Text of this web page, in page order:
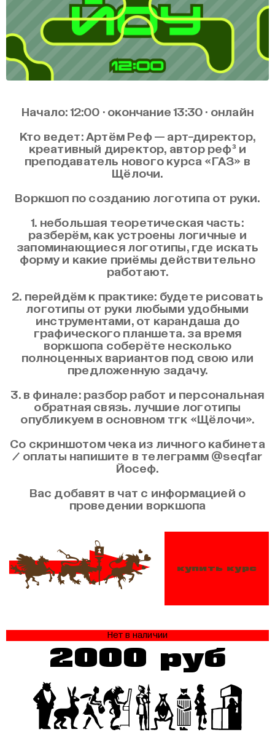
Начало: 12:00 · окончание 13:30 · онлайн
Кто ведет: Артём Реф — арт-директор,
креативный директор, автор реф³ и
преподаватель нового курса «ГАЗ» в
Щёлочи.
Воркшоп по созданию логотипа от руки.
1. небольшая теоретическая часть:
разберём, как устроены логичные и
запоминающиеся логотипы, где искать
форму и какие приёмы действительно
работают.
2. перейдём к практике: будете рисовать
логотипы от руки любыми удобными
инструментами, от карандаша до
графического планшета. за время
воркшопа соберёте несколько
полноценных вариантов под свою или
предложенную задачу.
3. в финале: разбор работ и персональная
обратная связь. лучшие логотипы
опубликуем в основном тгк «Щёлочи».
Со скриншотом чека из личного кабинета
/ оплаты напишите в телеграмм @seqfar
Йосеф.
Вас добавят в чат с информацией о
проведении воркшопа
купить курс
Нет в наличии
2000 руб